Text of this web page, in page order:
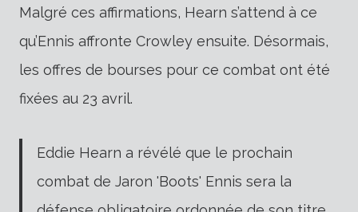
Malgré ces affirmations, Hearn s’attend à ce
qu’Ennis affronte Crowley ensuite. Désormais,
les offres de bourses pour ce combat ont été
fixées au 23 avril.
Eddie Hearn a révélé que le prochain
combat de Jaron 'Boots' Ennis sera la